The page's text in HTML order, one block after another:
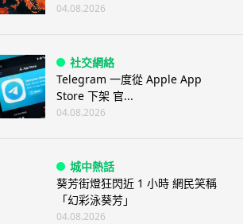
04.08.2026
社交網絡
Telegram 一度從 Apple App
Store 下架 官...
04.08.2026
城中熱話
葵芳街燈狂閃近 1 小時 網民笑稱
「幻彩泳葵芳」
04.08.2026